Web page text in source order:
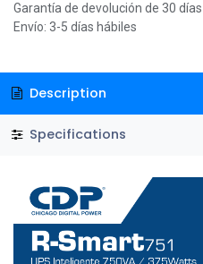
Garantía de devolución de 30 días
Envío: 3-5 días hábiles
Description
Specifications